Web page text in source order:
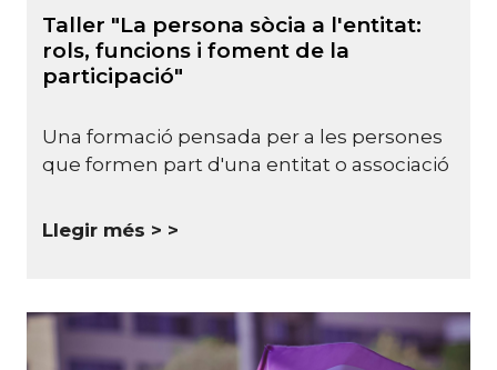
Taller "La persona sòcia a l'entitat:
rols, funcions i foment de la
participació"
Una formació pensada per a les persones
que formen part d'una entitat o associació
Llegir més >